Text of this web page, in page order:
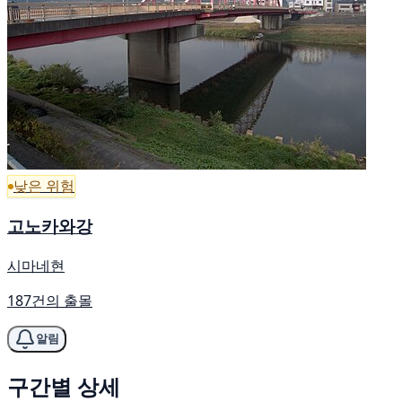
낮은 위험
고노카와강
시마네현
187건의 출몰
알림
구간별 상세